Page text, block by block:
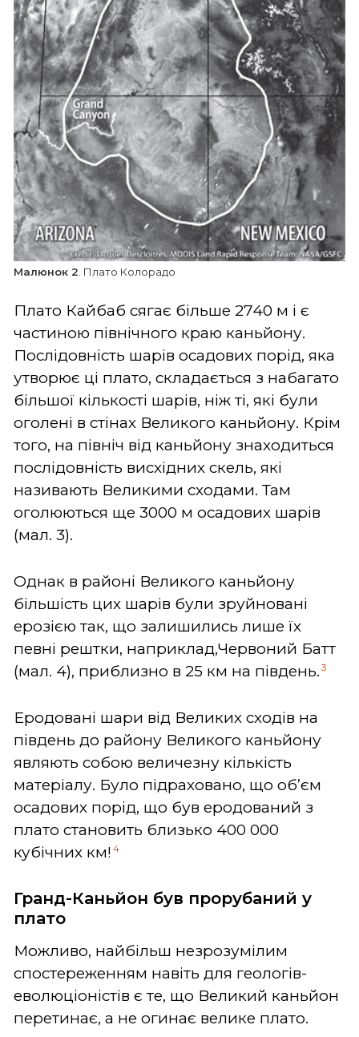
Малюнок 2 . Плато Колорадо
Плато Кайбаб сягає більше 2740 м і є
частиною північного краю каньйону.
Послідовність шарів осадових порід, яка
утворює ці плато, складається з набагато
більшої кількості шарів, ніж ті, які були
оголені в стінах Великого каньйону. Крім
того, на північ від каньйону знаходиться
послідовність висхідних скель, які
називають Великими сходами. Там
оголюються ще 3000 м осадових шарів
(мал. 3).
Однак в районі Великого каньйону
більшість цих шарів були зруйновані
ерозією так, що залишились лише їх
певні рештки, наприклад,Червоний Батт
(мал. 4), приблизно в 25 км на південь. 3
Еродовані шари від Великих сходів на
південь до району Великого каньйону
являють собою величезну кількість
матеріалу. Було підраховано, що об’єм
осадових порід, що був еродований з
плато становить близько 400 000
кубічних км! 4
Гранд-Каньйон був прорубаний у
плато
Можливо, найбільш незрозумілим
спостереженням навіть для геологів-
еволюціоністів є те, що Великий каньйон
перетинає, а не огинає велике плато.